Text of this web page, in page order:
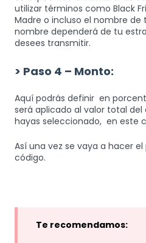
utilizar términos como Black
Madre o incluso el nombre de
nombre dependerá de tu
desees transmitir.
> Paso 4 – Monto:
Aquí podrás definir en
será aplicado al valor total
hayas seleccionado, en este
Así una vez se vaya a hacer
código.
Te recomendamos: